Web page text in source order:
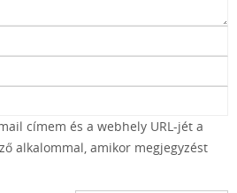
címem és a webhely URL-jét a
alkalommal, amikor megjegyzést